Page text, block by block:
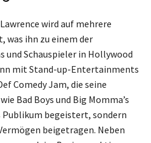
wird auf mehrere
was ihn zu einem der
und Schauspieler in Hollywood
mit Stand-up-Entertainments
Comedy Jam, die seine
Bad Boys und Big Momma’s
Publikum begeistert, sondern
beigetragen. Neben